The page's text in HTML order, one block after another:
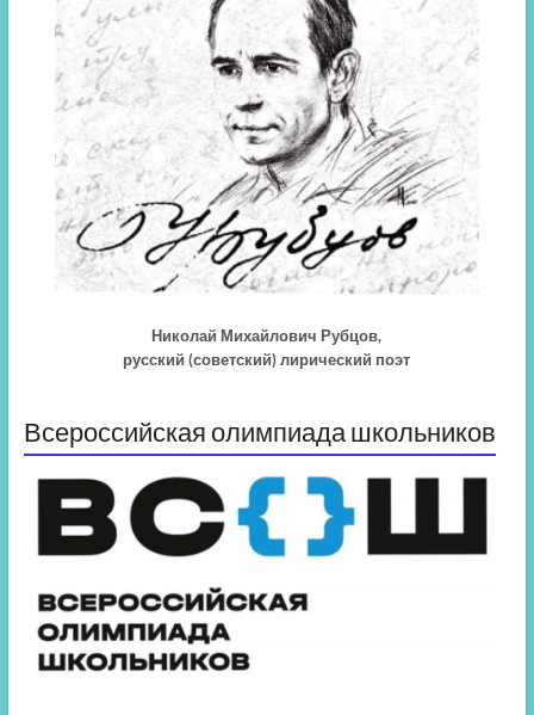
Николай Михайлович Рубцов,
русский (советский) лирический поэт
Всероссийская олимпиада школьников